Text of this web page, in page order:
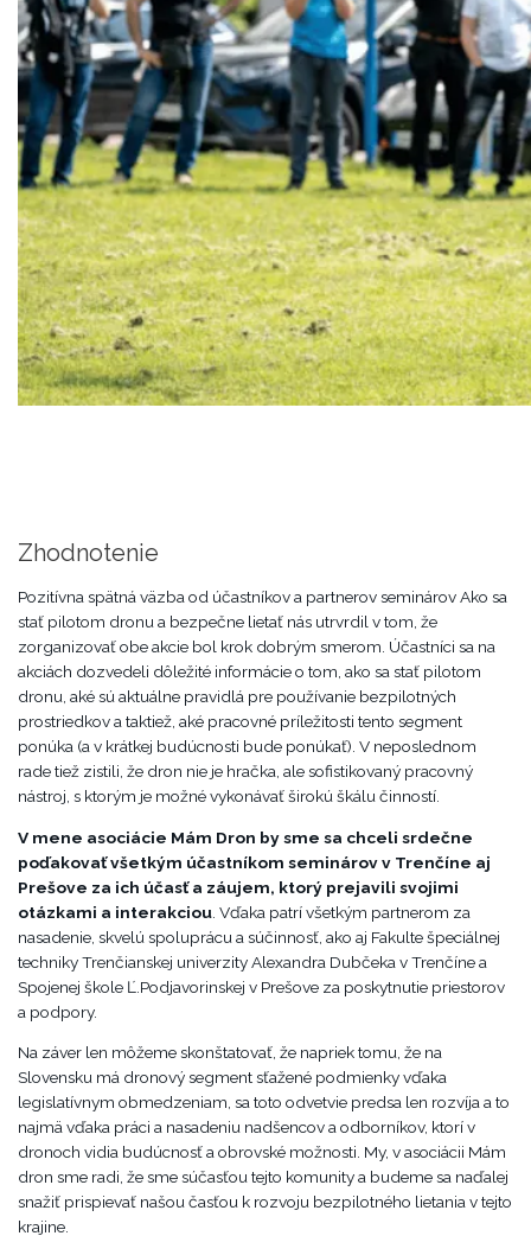
Zhodnotenie
Pozitívna spätná väzba od účastníkov a partnerov seminárov Ako sa
stať pilotom dronu a bezpečne lietať nás utrvrdil v tom, že
zorganizovať obe akcie bol krok dobrým smerom. Účastníci sa na
akciách dozvedeli dôležité informácie o tom, ako sa stať pilotom
dronu, aké sú aktuálne pravidlá pre používanie bezpilotných
prostriedkov a taktiež, aké pracovné príležitosti tento segment
ponúka (a v krátkej budúcnosti bude ponúkať). V neposlednom
rade tiež zistili, že dron nie je hračka, ale sofistikovaný pracovný
nástroj, s ktorým je možné vykonávať širokú škálu činností.
V mene asociácie Mám Dron by sme sa chceli srdečne
poďakovať všetkým účastníkom seminárov v Trenčíne aj
Prešove za ich účasť a záujem, ktorý prejavili svojimi
otázkami a interakciou . Vďaka patrí všetkým partnerom za
nasadenie, skvelú spoluprácu a súčinnosť, ako aj Fakulte špeciálnej
techniky Trenčianskej univerzity Alexandra Dubčeka v Trenčíne a
Spojenej škole Ľ.Podjavorinskej v Prešove za poskytnutie priestorov
a podpory.
Na záver len môžeme skonštatovať, že napriek tomu, že na
Slovensku má dronový segment sťažené podmienky vďaka
legislatívnym obmedzeniam, sa toto odvetvie predsa len rozvíja a to
najmä vďaka práci a nasadeniu nadšencov a odborníkov, ktorí v
dronoch vidia budúcnosť a obrovské možnosti. My, v asociácii Mám
dron sme radi, že sme súčasťou tejto komunity a budeme sa naďalej
snažiť prispievať našou časťou k rozvoju bezpilotného lietania v tejto
krajine.